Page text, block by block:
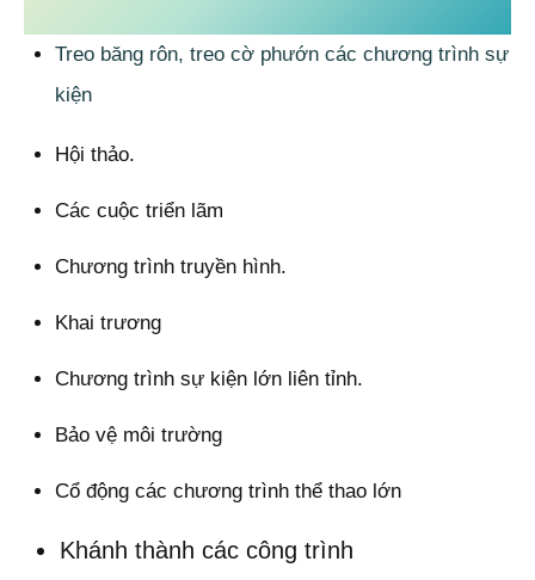
Treo băng rôn, treo cờ phướn các chương trình sự
kiện
Hội thảo.
Các cuộc triển lãm
Chương trình truyền hình.
Khai trương
Chương trình sự kiện lớn liên tỉnh.
Bảo vệ môi trường
Cổ động các chương trình thể thao lớn
Khánh thành các công trình